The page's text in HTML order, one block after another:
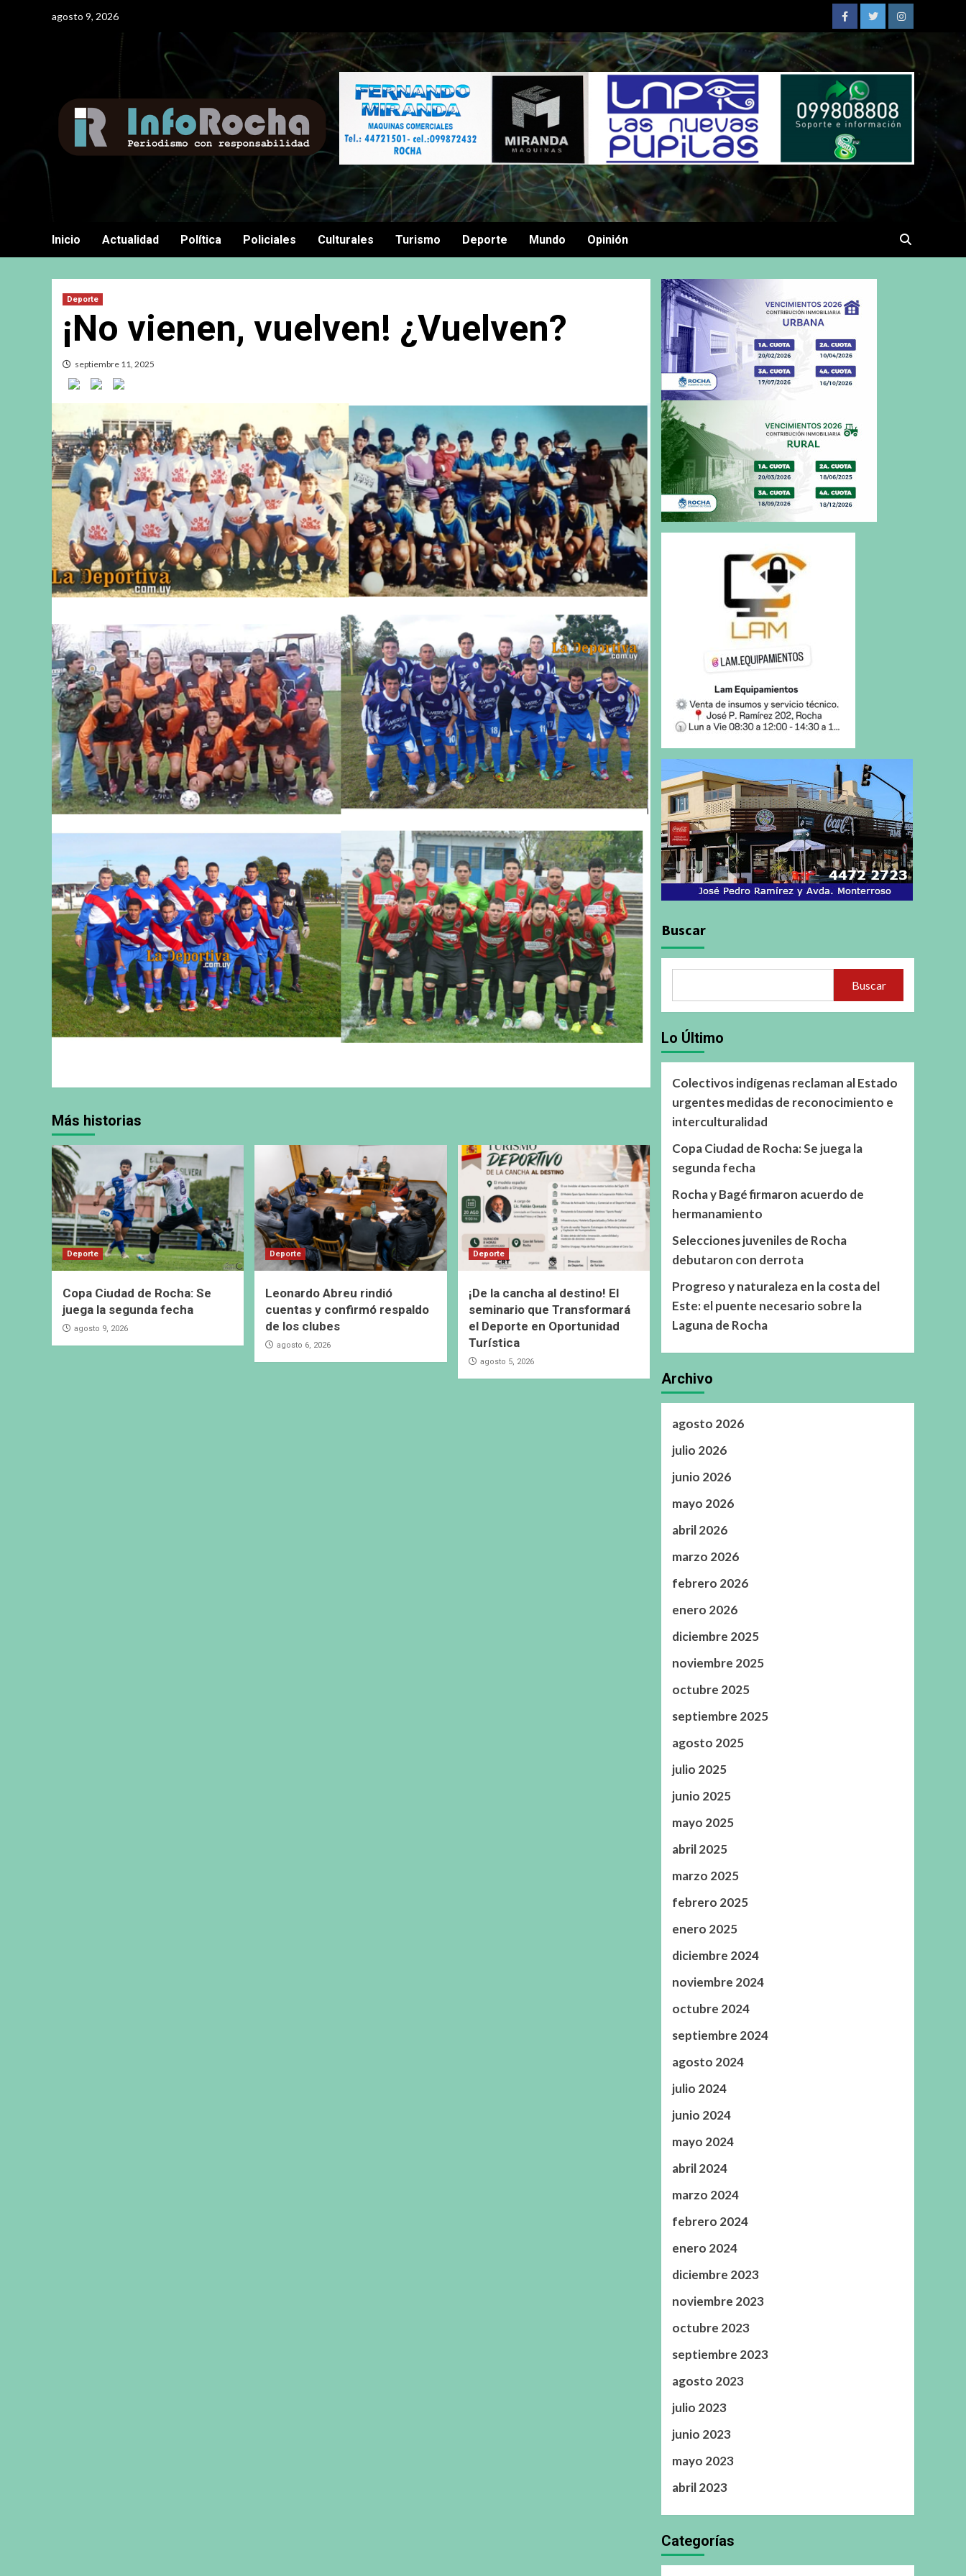
agosto 9, 2026
FacebookTwitterInstagram
Inicio Actualidad Política Policiales Culturales Turismo Deporte Mundo Opinión
Deporte
¡No vienen, vuelven! ¿Vuelven?
septiembre 11, 2025
Más historias
Deporte
Copa Ciudad de Rocha: Se
juega la segunda fecha
agosto 9, 2026
Deporte
Leonardo Abreu rindió
cuentas y confirmó respaldo
de los clubes
agosto 6, 2026
Deporte
¡De la cancha al destino! El
seminario que Transformará
el Deporte en Oportunidad
Turística
agosto 5, 2026
Buscar
Buscar
Lo Último
Colectivos indígenas reclaman al Estado
urgentes medidas de reconocimiento e
interculturalidad
Copa Ciudad de Rocha: Se juega la
segunda fecha
Rocha y Bagé firmaron acuerdo de
hermanamiento
Selecciones juveniles de Rocha
debutaron con derrota
Progreso y naturaleza en la costa del
Este: el puente necesario sobre la
Laguna de Rocha
Archivo
agosto 2026
julio 2026
junio 2026
mayo 2026
abril 2026
marzo 2026
febrero 2026
enero 2026
diciembre 2025
noviembre 2025
octubre 2025
septiembre 2025
agosto 2025
julio 2025
junio 2025
mayo 2025
abril 2025
marzo 2025
febrero 2025
enero 2025
diciembre 2024
noviembre 2024
octubre 2024
septiembre 2024
agosto 2024
julio 2024
junio 2024
mayo 2024
abril 2024
marzo 2024
febrero 2024
enero 2024
diciembre 2023
noviembre 2023
octubre 2023
septiembre 2023
agosto 2023
julio 2023
junio 2023
mayo 2023
abril 2023
Categorías